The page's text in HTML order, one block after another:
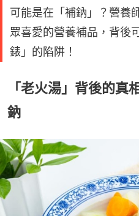
可能是在「補鈉」？營養
眾喜愛的營養補品，背後
錶」的陷阱！
「老火湯」背後的真
鈉